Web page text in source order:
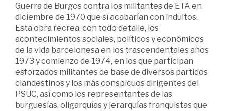
Guerra de Burgos contra los militantes de ETA en
diciembre de 1970 que sí acabarían con indultos.
Esta obra recrea, con todo detalle, los
acontecimientos sociales, políticos y económicos
de la vida barcelonesa en los trascendentales años
1973 y comienzo de 1974, en los que participan
esforzados militantes de base de diversos partidos
clandestinos y los más conspicuos dirigentes del
PSUC, así como los representantes de las
burguesías, oligarquías y jerarquías franquistas que